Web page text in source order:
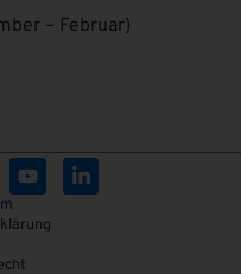
– Februar)